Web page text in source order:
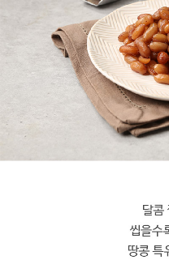
페이코 라이